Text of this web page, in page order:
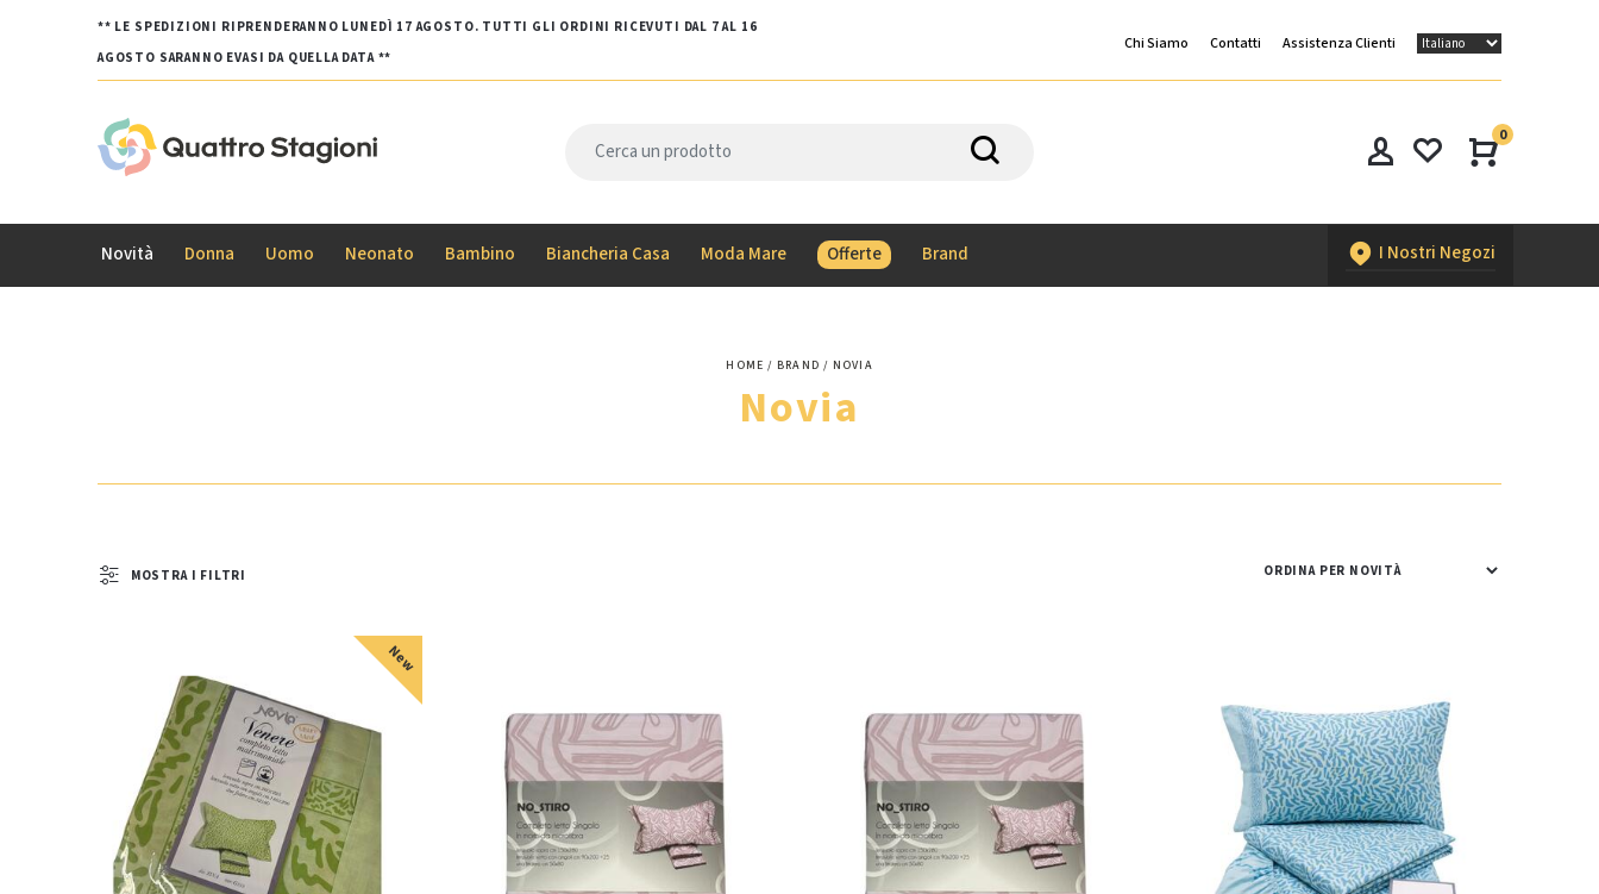
** LE SPEDIZIONI RIPRENDERANNO LUNEDÌ 17 AGOSTO. TUTTI GLI ORDINI RICEVUTI DAL 7 AL 16
AGOSTO SARANNO EVASI DA QUELLA DATA **
Chi Siamo Contatti Assistenza Clienti
0
Novità Donna Uomo Neonato Bambino Biancheria Casa Moda Mare Offerte Brand I Nostri Negozi
HOME BRAND NOVIA
Novia
MOSTRA I FILTRI
New